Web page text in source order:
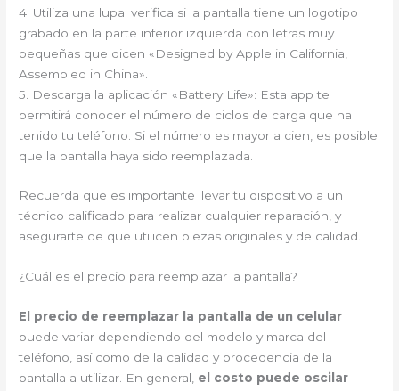
4. Utiliza una lupa: verifica si la pantalla tiene un logotipo
grabado en la parte inferior izquierda con letras muy
pequeñas que dicen «Designed by Apple in California,
Assembled in China».
5. Descarga la aplicación «Battery Life»: Esta app te
permitirá conocer el número de ciclos de carga que ha
tenido tu teléfono. Si el número es mayor a cien, es posible
que la pantalla haya sido reemplazada.
Recuerda que es importante llevar tu dispositivo a un
técnico calificado para realizar cualquier reparación, y
asegurarte de que utilicen piezas originales y de calidad.
¿Cuál es el precio para reemplazar la pantalla?
El precio de reemplazar la pantalla de un celular
puede variar dependiendo del modelo y marca del
teléfono, así como de la calidad y procedencia de la
pantalla a utilizar. En general, el costo puede oscilar